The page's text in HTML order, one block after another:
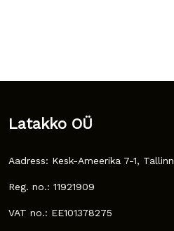
Latakko OÜ
Aadress: Kesk-Ameerika 7-1, Tallinn
Reg. no.: 11921909
VAT no.: EE101378275